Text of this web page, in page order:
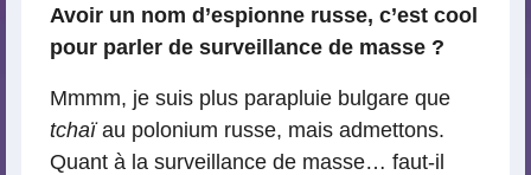
Avoir un nom d’espionne russe, c’est cool
pour parler de surveillance de masse ?
Mmmm, je suis plus parapluie bulgare que
tchaïau polonium russe, mais admettons.
Quant à la surveillance de masse… faut-il